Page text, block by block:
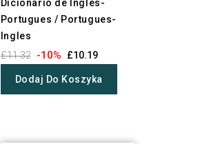
Dicionario de Ingles-
Portugues / Portugues-
Ingles
£11.32 -10% £10.19
Dodaj Do Koszyka